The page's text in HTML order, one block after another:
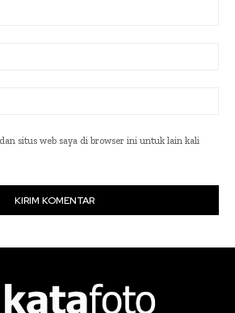
situs web saya di browser ini untuk lain kali